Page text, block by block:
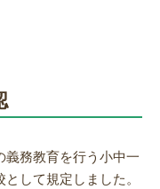
務教育を行う小中一
して規定しました。